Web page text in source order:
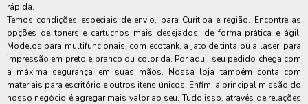
rápida.
Temos condições especiais de envio, para Curitiba e região. Encontre as
opções de toners e cartuchos mais desejados, de forma prática e ágil.
Modelos para multifuncionais, com ecotank, a jato de tinta ou a laser, para
impressão em preto e branco ou colorida. Por aqui, seu pedido chega com
a máxima segurança em suas mãos. Nossa loja também conta com
materiais para escritório e outros itens únicos. Enfim, a principal missão do
nosso negócio é agregar mais valor ao seu. Tudo isso, através de relações